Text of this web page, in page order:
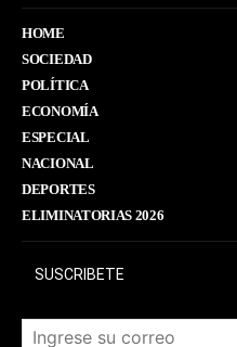
HOME
SOCIEDAD
POLÍTICA
ECONOMÍA
ESPECIAL
NACIONAL
DEPORTES
ELIMINATORIAS 2026
SUSCRIBETE